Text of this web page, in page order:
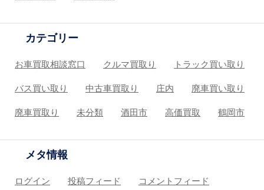
カテゴリー
お車買取相談窓口 クルマ買取り トラック買い取り
バス買い取り 中古車買取り 庄内 廃車買い取り
廃車買取り 未分類 酒田市 高価買取 鶴岡市
メタ情報
ログイン 投稿フィード コメントフィード